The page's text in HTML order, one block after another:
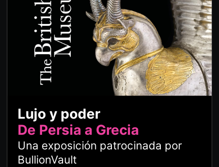
Lujo y poder
De Persia a Grecia
Una exposición patrocinada por
BullionVault